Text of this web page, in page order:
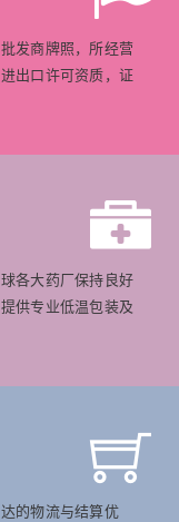
发商牌照，所经营
出口许可资质，证
各大药厂保持良好
供专业低温包装及
的物流与结算优